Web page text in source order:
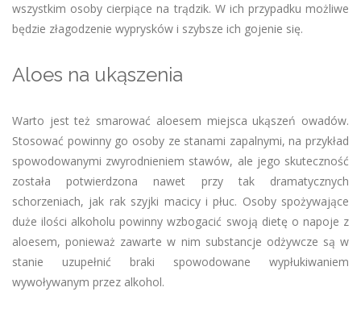
wszystkim osoby cierpiące na trądzik. W ich przypadku możliwe
będzie złagodzenie wyprysków i szybsze ich gojenie się.
Aloes na ukąszenia
Warto jest też smarować aloesem miejsca ukąszeń owadów.
Stosować powinny go osoby ze stanami zapalnymi, na przykład
spowodowanymi zwyrodnieniem stawów, ale jego skuteczność
została potwierdzona nawet przy tak dramatycznych
schorzeniach, jak rak szyjki macicy i płuc. Osoby spożywające
duże ilości alkoholu powinny wzbogacić swoją dietę o napoje z
aloesem, ponieważ zawarte w nim substancje odżywcze są w
stanie uzupełnić braki spowodowane wypłukiwaniem
wywoływanym przez alkohol.